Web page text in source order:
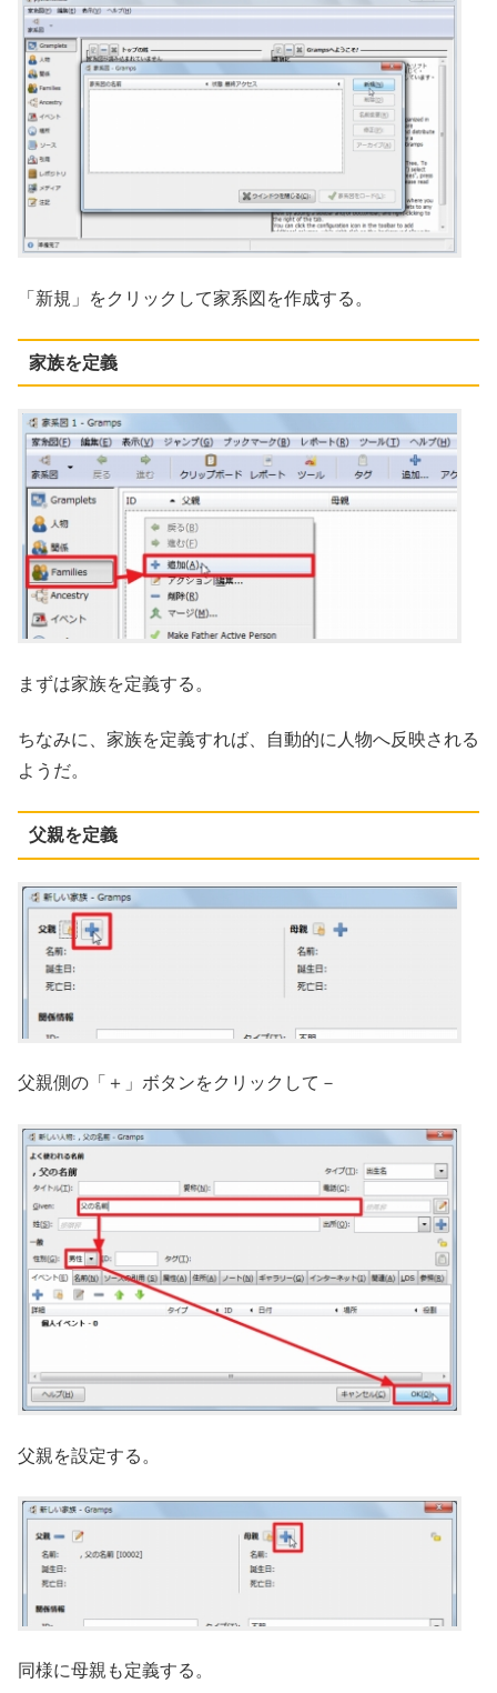
「新規」をクリックして家系図を作成する。
家族を定義
まずは家族を定義する。
ちなみに、家族を定義すれば、自動的に人物へ反映される
ようだ。
父親を定義
父親側の「＋」ボタンをクリックして－
父親を設定する。
同様に母親も定義する。